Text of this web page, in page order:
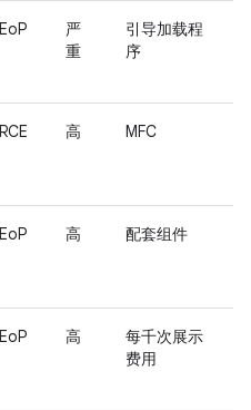
EoP
严
重
引导加载程
序
RCE 高 MFC
EoP 高 配套组件
EoP 高
每千次展示
费用